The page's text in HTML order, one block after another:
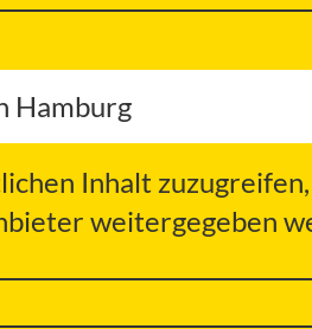
Hamburg
Inhalt
weitergegeben